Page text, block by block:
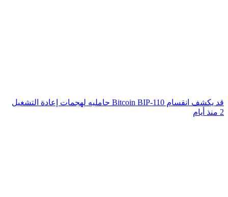
قد يكشف انقسام Bitcoin BIP-110 حامليه لهجمات إعادة التشغيل
2 منذ أيام